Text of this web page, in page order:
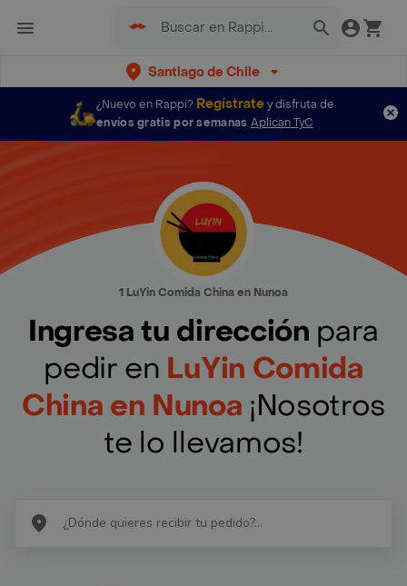
Santiago de Chile
¿Nuevo en Rappi? Regístratey disfruta de
envíos gratis por semanas Aplican TyC
1 LuYin Comida China en Nunoa
Ingresa tu dirección para
pedir en LuYin Comida
China en Nunoa ¡Nosotros
te lo llevamos!